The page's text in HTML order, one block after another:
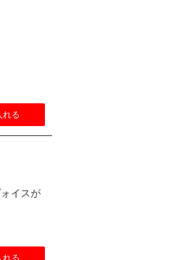
れる
イスが
れる